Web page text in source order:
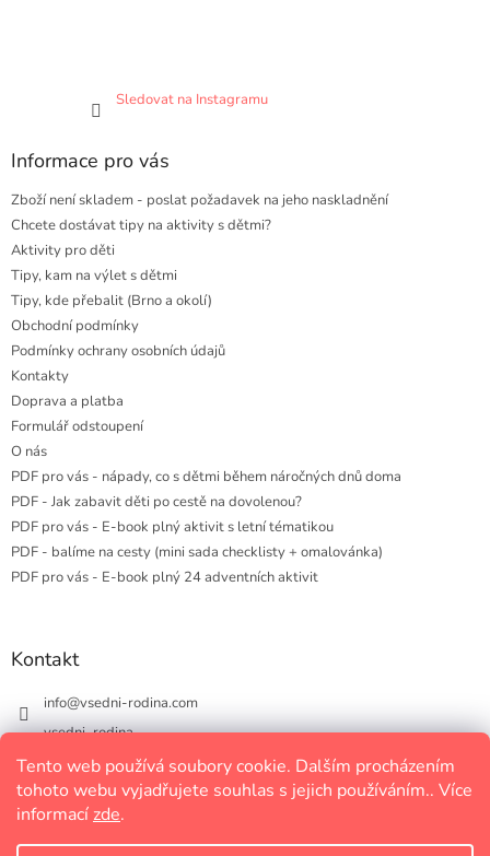
Tento web používá soubory cookie. Dalším procházením
tohoto webu vyjadřujete souhlas s jejich používáním.. Více
informací zde.
Sledovat na Instagramu
Informace pro vás
Zboží není skladem - poslat požadavek na jeho naskladnění
Chcete dostávat tipy na aktivity s dětmi?
Aktivity pro děti
Tipy, kam na výlet s dětmi
Tipy, kde přebalit (Brno a okolí)
Obchodní podmínky
Podmínky ochrany osobních údajů
Kontakty
Doprava a platba
Formulář odstoupení
O nás
PDF pro vás - nápady, co s dětmi během náročných dnů doma
PDF - Jak zabavit děti po cestě na dovolenou?
PDF pro vás - E-book plný aktivit s letní tématikou
PDF - balíme na cesty (mini sada checklisty + omalovánka)
PDF pro vás - E-book plný 24 adventních aktivit
Kontakt
info@vsedni-rodina.com
vsedni_rodina
vsedni_rodina